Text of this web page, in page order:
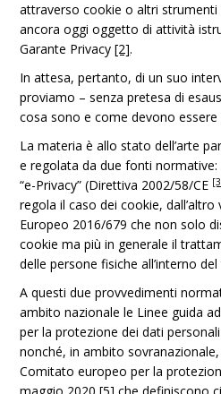
attraverso cookie o altri
ancora oggi oggetto di attività
Garante Privacy[2].
In attesa, pertanto, di un suo
proviamo – senza pretesa di
cosa sono e come devono essere
La materia è allo stato dell’arte
e regolata da due fonti
“e-Privacy” (Direttiva 2002/58/CE
regola il caso dei cookie,
Europeo 2016/679 che non solo
cookie ma più in generale il
delle persone fisiche all’interno
A questi due provvedimenti
ambito nazionale le Linee guida
per la protezione dei dati
nonché, in ambito
Comitato europeo per la